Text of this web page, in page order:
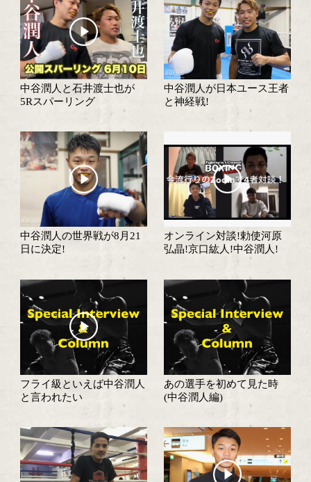
中谷潤人の世界戦は11月6 中谷潤人が相模原
8月21日に予定の中谷潤人
の世界初挑戦は延期
決戦1ヶ月前! 中谷
パワーで王座奪取
中谷潤人が山梨走り込み合
宿でパワーアップ!
伝統のフライ級の
る